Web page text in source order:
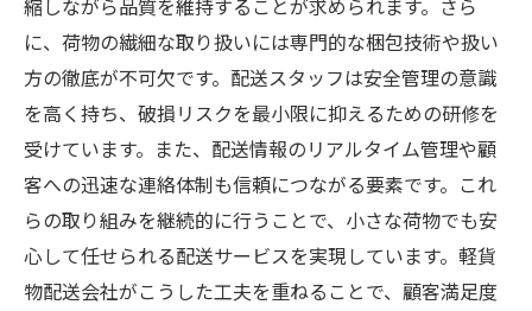
縮しながら品質を維持することが求められます。さら
に、荷物の繊細な取り扱いには専門的な梱包技術や扱い
方の徹底が不可欠です。配送スタッフは安全管理の意識
を高く持ち、破損リスクを最小限に抑えるための研修を
受けています。また、配送情報のリアルタイム管理や顧
客への迅速な連絡体制も信頼につながる要素です。これ
らの取り組みを継続的に行うことで、小さな荷物でも安
心して任せられる配送サービスを実現しています。軽貨
物配送会社がこうした工夫を重ねることで、顧客満足度